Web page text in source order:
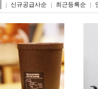
신규공급사순 최근등록순